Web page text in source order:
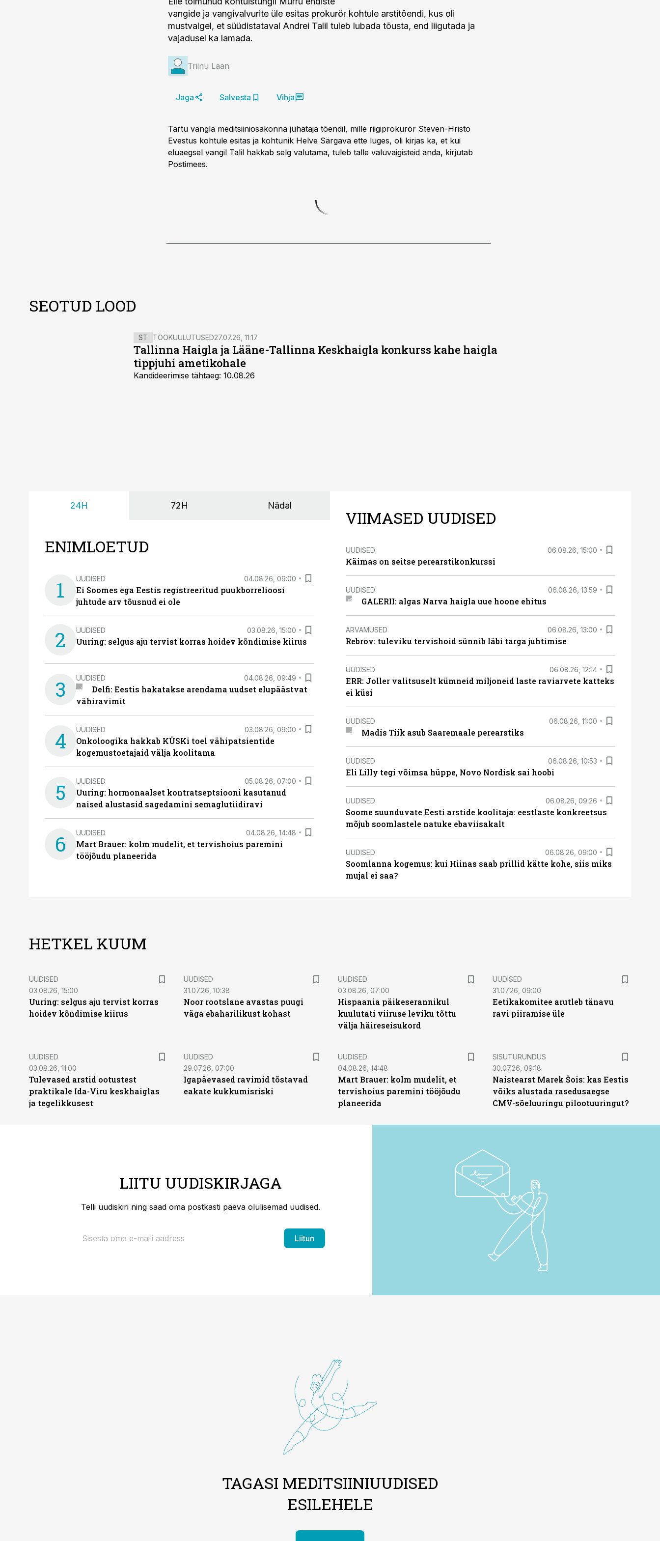
vangide ja vangivalvurite üle esitas prokurör kohtule arstitõendi, kus oli
mustvalgel, et süüdistataval Andrei Talil tuleb lubada tõusta, end liigutada ja
vajadusel ka lamada.
Triinu Laan
Jaga Salvesta Vihja
Tartu vangla meditsiiniosakonna juhataja tõendil, mille riigiprokurör Steven-Hristo
Evestus kohtule esitas ja kohtunik Helve Särgava ette luges, oli kirjas ka, et kui
eluaegsel vangil Talil hakkab selg valutama, tuleb talle valuvaigisteid anda, kirjutab
Postimees.
SEOTUD LOOD
ST TÖÖKUULUTUSED27.07.26, 11:17
Tallinna Haigla ja Lääne-Tallinna Keskhaigla konkurss kahe haigla
tippjuhi ametikohale
Kandideerimise tähtaeg: 10.08.26
24H 72H Nädal
ENIMLOETUD
1 UUDISED 04.08.26, 09:00
Ei Soomes ega Eestis registreeritud puukborrelioosi
juhtude arv tõusnud ei ole
2 UUDISED 03.08.26, 15:00
Uuring: selgus aju tervist korras hoidev kõndimise kiirus
3 UUDISED 04.08.26, 09:49
Delfi: Eestis hakatakse arendama uudset elupäästvat
vähiravimit
4 UUDISED 03.08.26, 09:00
Onkoloogika hakkab KÜSKi toel vähipatsientide
kogemustoetajaid välja koolitama
5 UUDISED 05.08.26, 07:00
Uuring: hormonaalset kontratseptsiooni kasutanud
naised alustasid sagedamini semaglutiidiravi
6 UUDISED 04.08.26, 14:48
Mart Brauer: kolm mudelit, et tervishoius paremini
tööjõudu planeerida
VIIMASED UUDISED
UUDISED 06.08.26, 15:00
Käimas on seitse perearstikonkurssi
UUDISED 06.08.26, 13:59
GALERII: algas Narva haigla uue hoone ehitus
ARVAMUSED 06.08.26, 13:00
Rebrov: tuleviku tervishoid sünnib läbi targa juhtimise
UUDISED 06.08.26, 12:14
ERR: Joller valitsuselt kümneid miljoneid laste raviarvete katteks
ei küsi
UUDISED 06.08.26, 11:00
Madis Tiik asub Saaremaale perearstiks
UUDISED 06.08.26, 10:53
Eli Lilly tegi võimsa hüppe, Novo Nordisk sai hoobi
UUDISED 06.08.26, 09:26
Soome suunduvate Eesti arstide koolitaja: eestlaste konkreetsus
mõjub soomlastele natuke ebaviisakalt
UUDISED 06.08.26, 09:00
Soomlanna kogemus: kui Hiinas saab prillid kätte kohe, siis miks
mujal ei saa?
HETKEL KUUM
UUDISED
03.08.26, 15:00
Uuring: selgus aju tervist korras
hoidev kõndimise kiirus
UUDISED
31.07.26, 10:38
Noor rootslane avastas puugi
väga ebaharilikust kohast
UUDISED
03.08.26, 07:00
Hispaania päikeserannikul
kuulutati viiruse leviku tõttu
välja häireseisukord
UUDISED
31.07.26, 09:00
Eetikakomitee arutleb tänavu
ravi piiramise üle
UUDISED
03.08.26, 11:00
Tulevased arstid ootustest
praktikale Ida-Viru keskhaiglas
ja tegelikkusest
UUDISED
29.07.26, 07:00
Igapäevased ravimid tõstavad
eakate kukkumisriski
UUDISED
04.08.26, 14:48
Mart Brauer: kolm mudelit, et
tervishoius paremini tööjõudu
planeerida
ST
SISUTURUNDUS
30.07.26, 09:18
Naistearst Marek Šois: kas Eestis
võiks alustada rasedusaegse
CMV-sõeluuringu pilootuuringut?
LIITU UUDISKIRJAGA
Telli uudiskiri ning saad oma postkasti päeva olulisemad uudised.
Liitun
TAGASI MEDITSIINIUUDISED
ESILEHELE